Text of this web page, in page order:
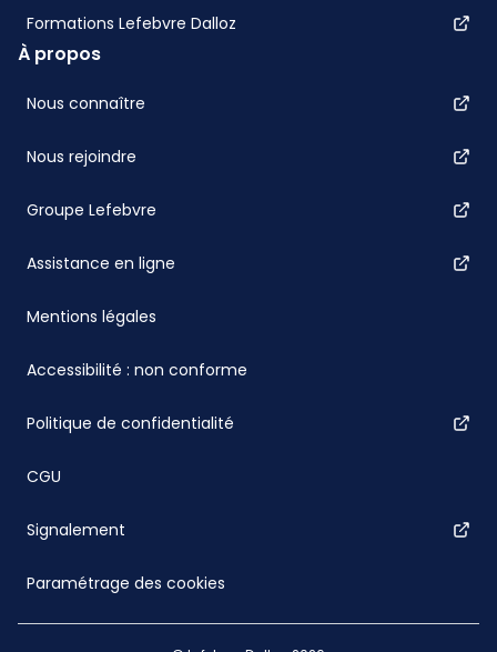
Formations Lefebvre Dalloz
À propos
Nous connaître
Nous rejoindre
Groupe Lefebvre
Assistance en ligne
Mentions légales
Accessibilité : non conforme
Politique de confidentialité
CGU
Signalement
Paramétrage des cookies